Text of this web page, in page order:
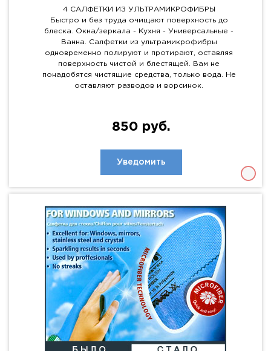
4 САЛФЕТКИ ИЗ УЛЬТРАМИКРОФИБРЫ
Быстро и без труда очищают поверхность до
блеска. Окна/зеркала - Кухня - Универсальные -
Ванна. Салфетки из ультрамикрофибры
одновременно полируют и протирают, оставляя
поверхность чистой и блестящей. Вам не
понадобятся чистящие средства, только вода. Не
оставляют разводов и ворсинок.
850 руб.
Уведомить